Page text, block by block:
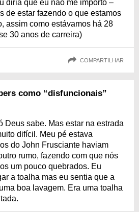
diria que eu não me importo –
de estar fazendo o que estamos
assim como estávamos há 28
30 anos de carreira)
COMPARTILHAR
como “disfuncionais”
Deus sabe. Mas estar na estrada
difícil. Meu pé estava
do John Frusciante haviam
rumo, fazendo com que nós
um pouco quebrados. Eu
a toalha mas eu sentia que a
boa lavagem. Era uma toalha